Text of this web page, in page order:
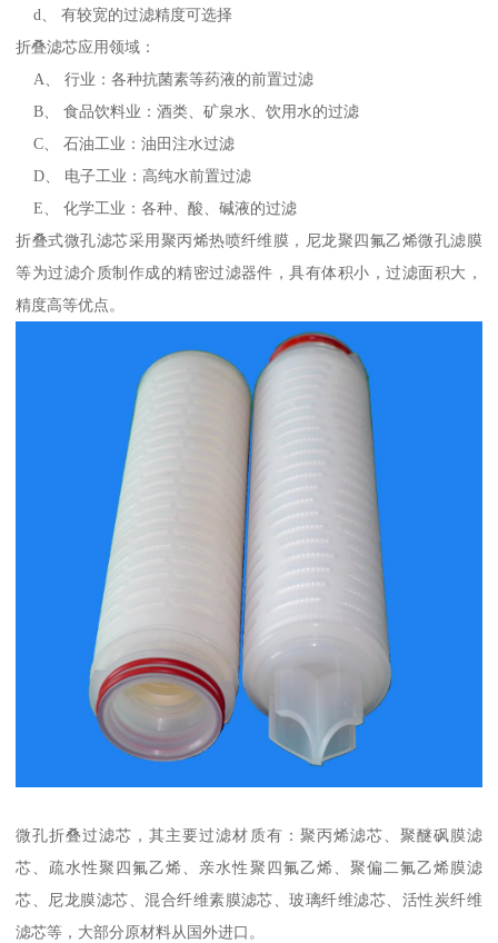
d、 有较宽的过滤精度可选择
折叠滤芯应用领域：
A、 行业：各种抗菌素等药液的前置过滤
B、 食品饮料业：酒类、矿泉水、饮用水的过滤
C、 石油工业：油田注水过滤
D、 电子工业：高纯水前置过滤
E、 化学工业：各种、酸、碱液的过滤
折叠式微孔滤芯采用聚丙烯热喷纤维膜，尼龙聚四氟乙烯微孔滤膜
等为过滤介质制作成的精密过滤器件，具有体积小，过滤面积大，
精度高等优点。
微孔折叠过滤芯，其主要过滤材质有：聚丙烯滤芯、聚醚砜膜滤
芯、疏水性聚四氟乙烯、亲水性聚四氟乙烯、聚偏二氟乙烯膜滤
芯、尼龙膜滤芯、混合纤维素膜滤芯、玻璃纤维滤芯、活性炭纤维
滤芯等，大部分原材料从国外进口。